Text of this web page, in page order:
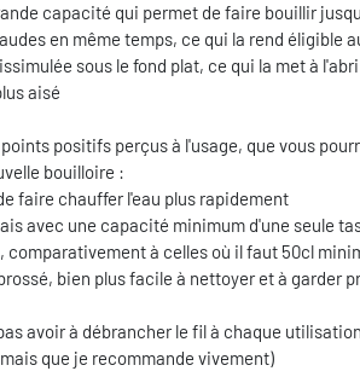
capacité qui permet de faire bouillir
en même temps, ce qui la rend éligible
sous le fond plat, ce qui la met à
aisé
positifs perçus à l'usage, que vous
bouilloire :
faire chauffer l'eau plus rapidement
avec une capacité minimum d'une seule
comparativement à celles où il faut 50cl
bien plus facile à nettoyer et à garder
avoir à débrancher le fil à chaque
que je recommande vivement)